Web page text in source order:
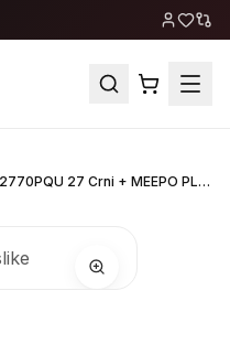
HP WorkStation Z240 Tower + AOC E2770PQU 27 Crni + MEEPO PLUS KM-41 set